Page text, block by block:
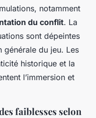
notamment
du conflit. La
sont dépeintes
générale du jeu. Les
historique et la
l’immersion et
faiblesses selon